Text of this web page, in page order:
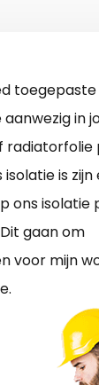
in
is zijn
ons isolatie
gaan om
voor mijn